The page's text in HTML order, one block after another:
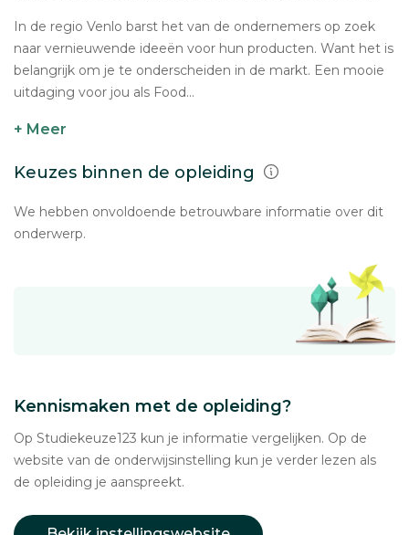
In de regio Venlo barst het van de ondernemers op zoek
naar vernieuwende ideeën voor hun producten. Want het is
belangrijk om je te onderscheiden in de markt. Een mooie
uitdaging voor jou als Food...
+ Meer
Keuzes binnen de opleiding
We hebben onvoldoende betrouwbare informatie over dit
onderwerp.
Kennismaken met de opleiding?
Op Studiekeuze123 kun je informatie vergelijken. Op de
website van de onderwijsinstelling kun je verder lezen als
de opleiding je aanspreekt.